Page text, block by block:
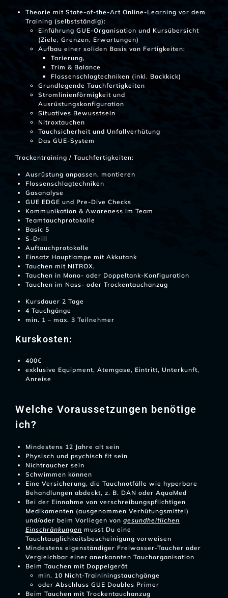
Theorie mit State-of-the-Art Online-Learning vor dem
Training (selbstständig):
Einführung GUE-Organisation und Kursübersicht
(Ziele, Grenzen, Erwartungen)
Aufbau einer soliden Basis von Fertigkeiten:
Tarierung,
Trim & Balance
Flossenschlagtechniken (inkl. Backkick)
Grundlegende Tauchfertigkeiten
Stromlinienförmigkeit und
Ausrüstungskonfiguration
Situatives Bewusstsein
Nitroxtauchen
Tauchsicherheit und Unfallverhütung
Das GUE-System
Trockentraining / Tauchfertigkeiten:
Ausrüstung anpassen, montieren
Flossenschlagtechniken
Gasanalyse
GUE EDGE und Pre-Dive Checks
Kommunikation & Awareness im Team
Teamtauchprotokolle
Basic 5
S-Drill
Auftauchprotokolle
Einsatz Hauptlampe mit Akkutank
Tauchen mit NITROX,
Tauchen in Mono- oder Doppeltank-Konfiguration
Tauchen im Nass- oder Trockentauchanzug
Kursdauer 2 Tage
4 Tauchgänge
min. 1 – max. 3 Teilnehmer
Kurskosten:
400€
exklusive Equipment, Atemgase, Eintritt, Unterkunft,
Anreise
Welche Voraussetzungen benötige
ich?
Mindestens 12 Jahre alt sein
Physisch und psychisch fit sein
Nichtraucher sein
Schwimmen können
Eine Versicherung, die Tauchnotfälle wie hyperbare
Behandlungen abdeckt, z. B. DAN oder AquaMed
Bei der Einnahme von verschreibungspflichtigen
Medikamenten (ausgenommen Verhütungsmittel)
und/oder beim Vorliegen von gesundheitlichen
Einschränkungen musst Du eine
Tauchtauglichkeitsbescheinigung vorweisen
Mindestens eigenständiger Freiwasser-Taucher oder
Vergleichbar einer anerkannten Tauchorganisation
Beim Tauchen mit Doppelgerät
min. 10 Nicht-Traininingstauchgänge
oder Abschluss GUE Doubles Primer
Beim Tauchen mit Trockentauchanzug